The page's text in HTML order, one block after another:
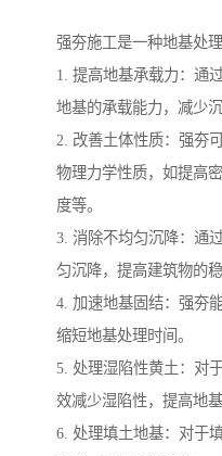
强夯施工是一种地基处
1. 提高地基承载力：通
地基的承载能力，减少沉
2. 改善土体性质：强夯
物理力学性质，如提高
度等。
3. 消除不均匀沉降：通
匀沉降，提高建筑物的稳
4. 加速地基固结：强夯
缩短地基处理时间。
5. 处理湿陷性黄土：对
效减少湿陷性，提高地基
6. 处理填土地基：对于